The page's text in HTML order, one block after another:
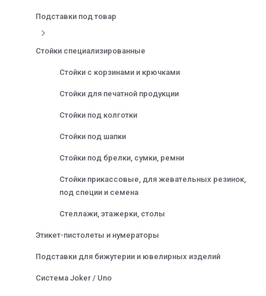
Подставки под товар
Стойки специализированные
Стойки с корзинами и крючками
Стойки для печатной продукции
Стойки под колготки
Стойки под шапки
Стойки под брелки, сумки, ремни
Стойки прикассовые, для жевательных резинок,
под специи и семена
Стеллажи, этажерки, столы
Этикет-пистолеты и нумераторы
Подставки для бижутерии и ювелирных изделий
Система Joker / Uno